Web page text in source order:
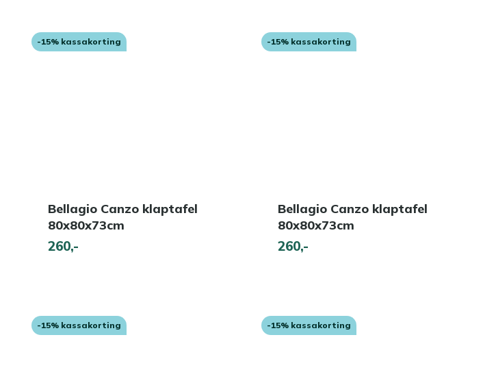
-15% kassakorting
Bellagio Canzo klaptafel
80x80x73cm
260,-
-15% kassakorting
Bellagio Canzo klaptafel
80x80x73cm
260,-
-15% kassakorting -15% kassakorting